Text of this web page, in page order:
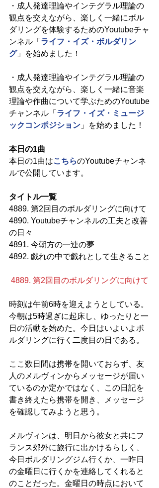
・成人発達理論やインテグラル理論の
観点を交えながら、楽しく一緒にボル
ダリングを体験するためのYoutubeチャ
ンネル「 ライフ・イズ・ボルダリン
グ」を始めました！
・成人発達理論やインテグラル理論の
観点を交えながら、楽しく一緒に音楽
理論や作曲について学ぶためのYoutube
チャンネル「 ライフ・イズ・ミュージ
ックコンポジション 」を始めました！
本日の1曲
本日の1曲はこちらのYoutubeチャンネ
ルで公開しています。
タイトル一覧
4889. 第2回目のボルダリングに向けて
4890. Youtubeチャンネルの工夫と改善
の日々
4891. 今朝方の一連の夢
4892. 戯れの中で戯れとして生きること
4889. 第2回目のボルダリングに向けて
時刻は午前6時を迎えようとしている。
今朝は5時過ぎに起床し、ゆったりと一
日の活動を始めた。今日はいよいよボ
ルダリングに行く二度目の日である。
ここ数日間は携帯を開いておらず、友
人のメルヴィンからメッセージが届い
ているのか定かではなく、この日記を
書き終えたら携帯を開き、メッセージ
を確認してみようと思う。
メルヴィンは、明日から彼女と共にフ
ランス郊外に旅行に出かけるらしく、
今日ボルダリングジム行くか、一昨日
の金曜日に行くかを連絡してくれると
のことだった。金曜日の時点において